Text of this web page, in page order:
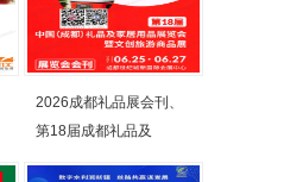
2026成都礼品展会刊、
第18届成都礼品及